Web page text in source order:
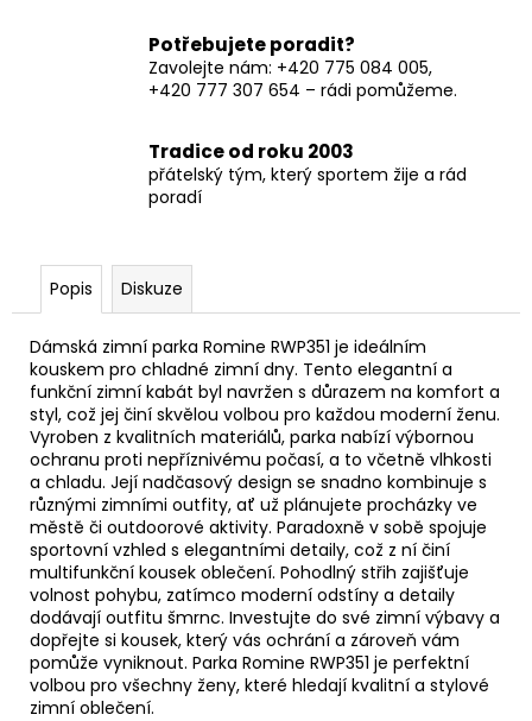
Potřebujete poradit?
Zavolejte nám: +420 775 084 005,
+420 777 307 654 – rádi pomůžeme.
Tradice od roku 2003
přátelský tým, který sportem žije a rád
poradí
Popis Diskuze
Dámská zimní parka Romine RWP351 je ideálním
kouskem pro chladné zimní dny. Tento elegantní a
funkční zimní kabát byl navržen s důrazem na komfort a
styl, což jej činí skvělou volbou pro každou moderní ženu.
Vyroben z kvalitních materiálů, parka nabízí výbornou
ochranu proti nepříznivému počasí, a to včetně vlhkosti
a chladu. Její nadčasový design se snadno kombinuje s
různými zimními outfity, ať už plánujete procházky ve
městě či outdoorové aktivity. Paradoxně v sobě spojuje
sportovní vzhled s elegantními detaily, což z ní činí
multifunkční kousek oblečení. Pohodlný střih zajišťuje
volnost pohybu, zatímco moderní odstíny a detaily
dodávají outfitu šmrnc. Investujte do své zimní výbavy a
dopřejte si kousek, který vás ochrání a zároveň vám
pomůže vyniknout. Parka Romine RWP351 je perfektní
volbou pro všechny ženy, které hledají kvalitní a stylové
zimní oblečení.